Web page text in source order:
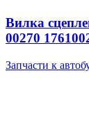
Вилка
00270
Запчасти к